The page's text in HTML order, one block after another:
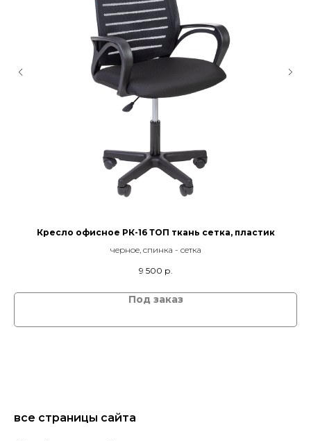
Кресло офисное РК-16 ТОП ткань сетка, пластик
черное, спинка - сетка
9 500 р.
все страницы сайта